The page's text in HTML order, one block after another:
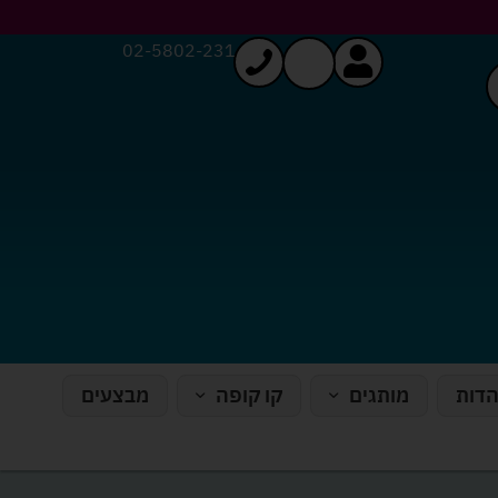
02-5802-231
מותגים קו קופה
מבצעים